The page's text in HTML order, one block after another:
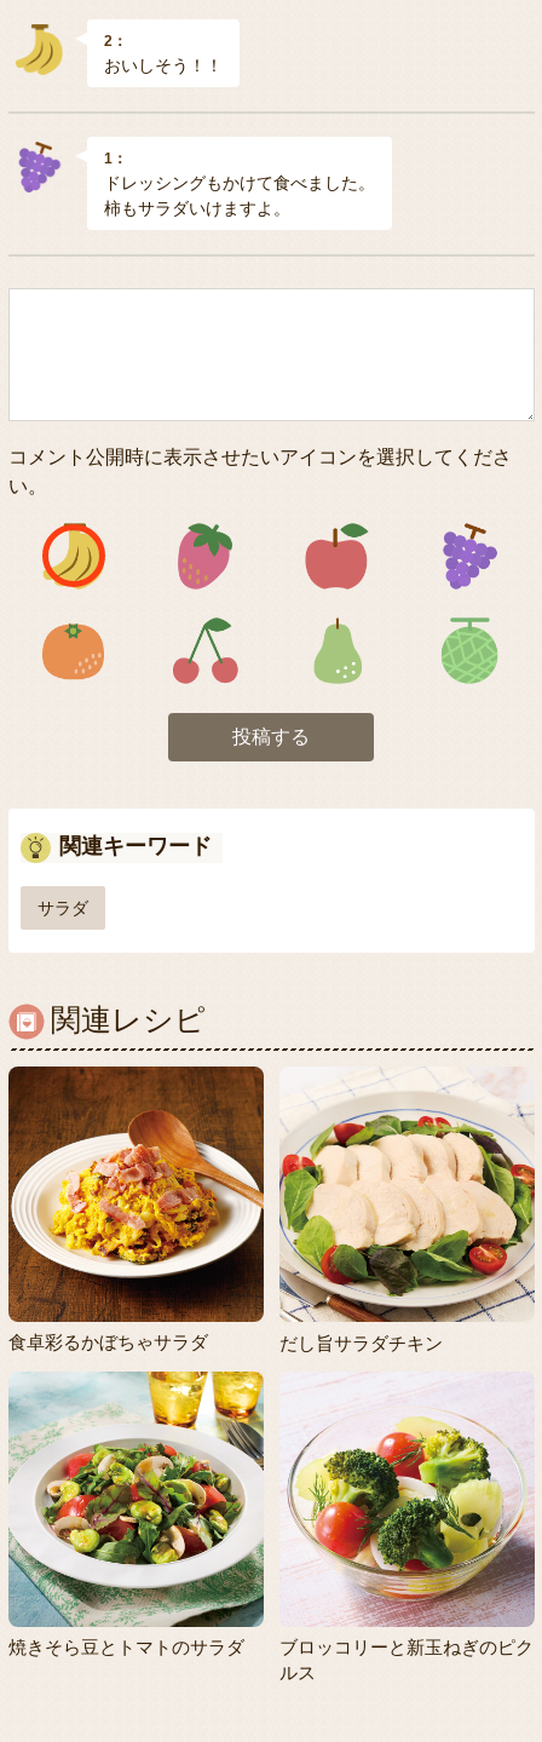
2：
おいしそう！！
1：
ドレッシングもかけて食べました。
柿もサラダいけますよ。
コメント公開時に表示させたいアイコンを選択してくださ
い。
アイコン1 アイコン2 アイコン3
アイコン5 アイコン6 アイコン7
投稿する
関連キーワード
サラダ
関連レシピ
食卓彩るかぼちゃサラダ だし旨サラダチキン
焼きそら豆とトマトのサラダ
ブロッコリーと新玉ねぎのピク
ルス